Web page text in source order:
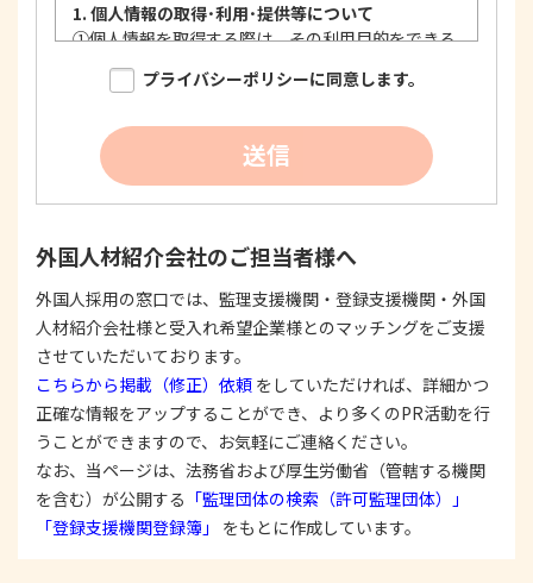
1. 個人情報の取得･利用･提供等について
①個人情報を取得する際は、その利用目的をできる
限り明確に特定し、その目的達成に必要な限度に
おいて適法かつ公正な手段を用い、同意を得て取
個人情報を利用する際は、本人に明示、通知、ま
たは公表した利用目的の範囲内に限定し、それに
反する目的外利用を行なわないための措置を講じ
する際は、本人が同意を与えた利用目的の範囲内
で、適法にこれを行います。
2. 安全対策の実施について
個人情報の正確性およびその利用の安全性を確保す
るため、情報セキュリティ対策を始めとする安全措
置を構築し、個人情報への不正アクセス、個人情報
の漏洩、滅失または毀損等の的確な防止とセキュリ
ティの是正に努めます。
3. 苦情および相談等に対する適正な対応について
本人からの苦情および相談があった場合には、適切
プライバシーポリシーに同意します。
送信
外国人材紹介会社のご担当者様へ
外国人採用の窓口では、監理支援機関・登録支援機関・外国
人材紹介会社様と受入れ希望企業様とのマッチングをご支援
させていただいております。
こちらから掲載（修正）依頼 をしていただければ、詳細かつ
正確な情報をアップすることができ、より多くのPR活動を行
うことができますので、お気軽にご連絡ください。
なお、当ページは、法務省および厚生労働省（管轄する機関
を含む）が公開する 「監理団体の検索（許可監理団体）」
「登録支援機関登録簿」
をもとに作成しています。